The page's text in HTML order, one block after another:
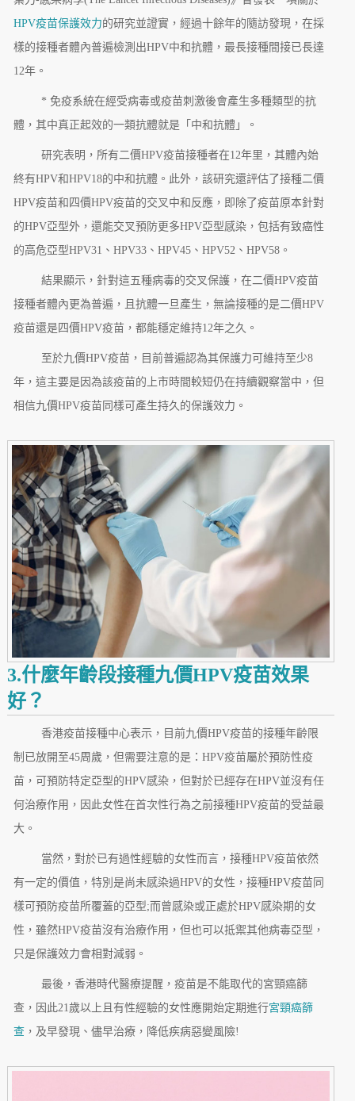
HPV疫苗保護效力的研究並證實，經過十餘年的隨訪發現，在採
樣的接種者體內普遍檢測出HPV中和抗體，最長接種間接已長達
12年。
* 免疫系統在經受病毒或疫苗刺激後會產生多種類型的抗
體，其中真正起效的一類抗體就是「中和抗體」。
研究表明，所有二價HPV疫苗接種者在12年里，其體內始
終有HPV和HPV18的中和抗體。此外，該研究還評估了接種二價
HPV疫苗和四價HPV疫苗的交叉中和反應，即除了疫苗原本針對
的HPV亞型外，還能交叉預防更多HPV亞型感染，包括有致癌性
的高危亞型HPV31、HPV33、HPV45、HPV52、HPV58。
結果顯示，針對這五種病毒的交叉保護，在二價HPV疫苗
接種者體內更為普遍，且抗體一旦產生，無論接種的是二價HPV
疫苗還是四價HPV疫苗，都能穩定維持12年之久。
至於九價HPV疫苗，目前普遍認為其保護力可維持至少8
年，這主要是因為該疫苗的上市時間較短仍在持續觀察當中，但
相信九價HPV疫苗同樣可產生持久的保護效力。
3.什麼年齡段接種九價HPV疫苗效果
好？
香港疫苗接種中心表示，目前九價HPV疫苗的接種年齡限
制已放開至45周歲，但需要注意的是：HPV疫苗屬於預防性疫
苗，可預防特定亞型的HPV感染，但對於已經存在HPV並沒有任
何治療作用，因此女性在首次性行為之前接種HPV疫苗的受益最
大。
當然，對於已有過性經驗的女性而言，接種HPV疫苗依然
有一定的價值，特別是尚未感染過HPV的女性，接種HPV疫苗同
樣可預防疫苗所覆蓋的亞型;而曾感染或正處於HPV感染期的女
性，雖然HPV疫苗沒有治療作用，但也可以抵禦其他病毒亞型，
只是保護效力會相對減弱。
最後，香港時代醫療提醒，疫苗是不能取代的宮頸癌篩
查，因此21歲以上且有性經驗的女性應開始定期進行宮頸癌篩
查，及早發現、儘早治療，降低疾病惡變風險!